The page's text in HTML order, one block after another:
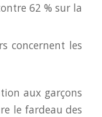
62 % sur la
concernent les
aux garçons
le fardeau des